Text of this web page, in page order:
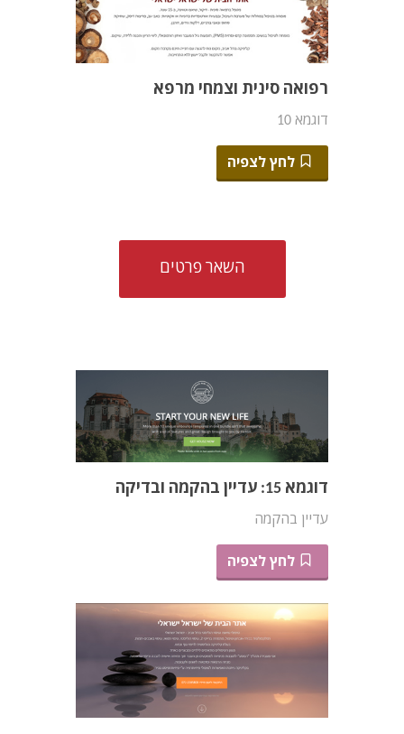
רפואה סינית וצמחי מרפא
דוגמא 10
לחץ לצפיה
השאר פרטים
דוגמא 15: עדיין בהקמה ובדיקה
עדיין בהקמה
לחץ לצפיה